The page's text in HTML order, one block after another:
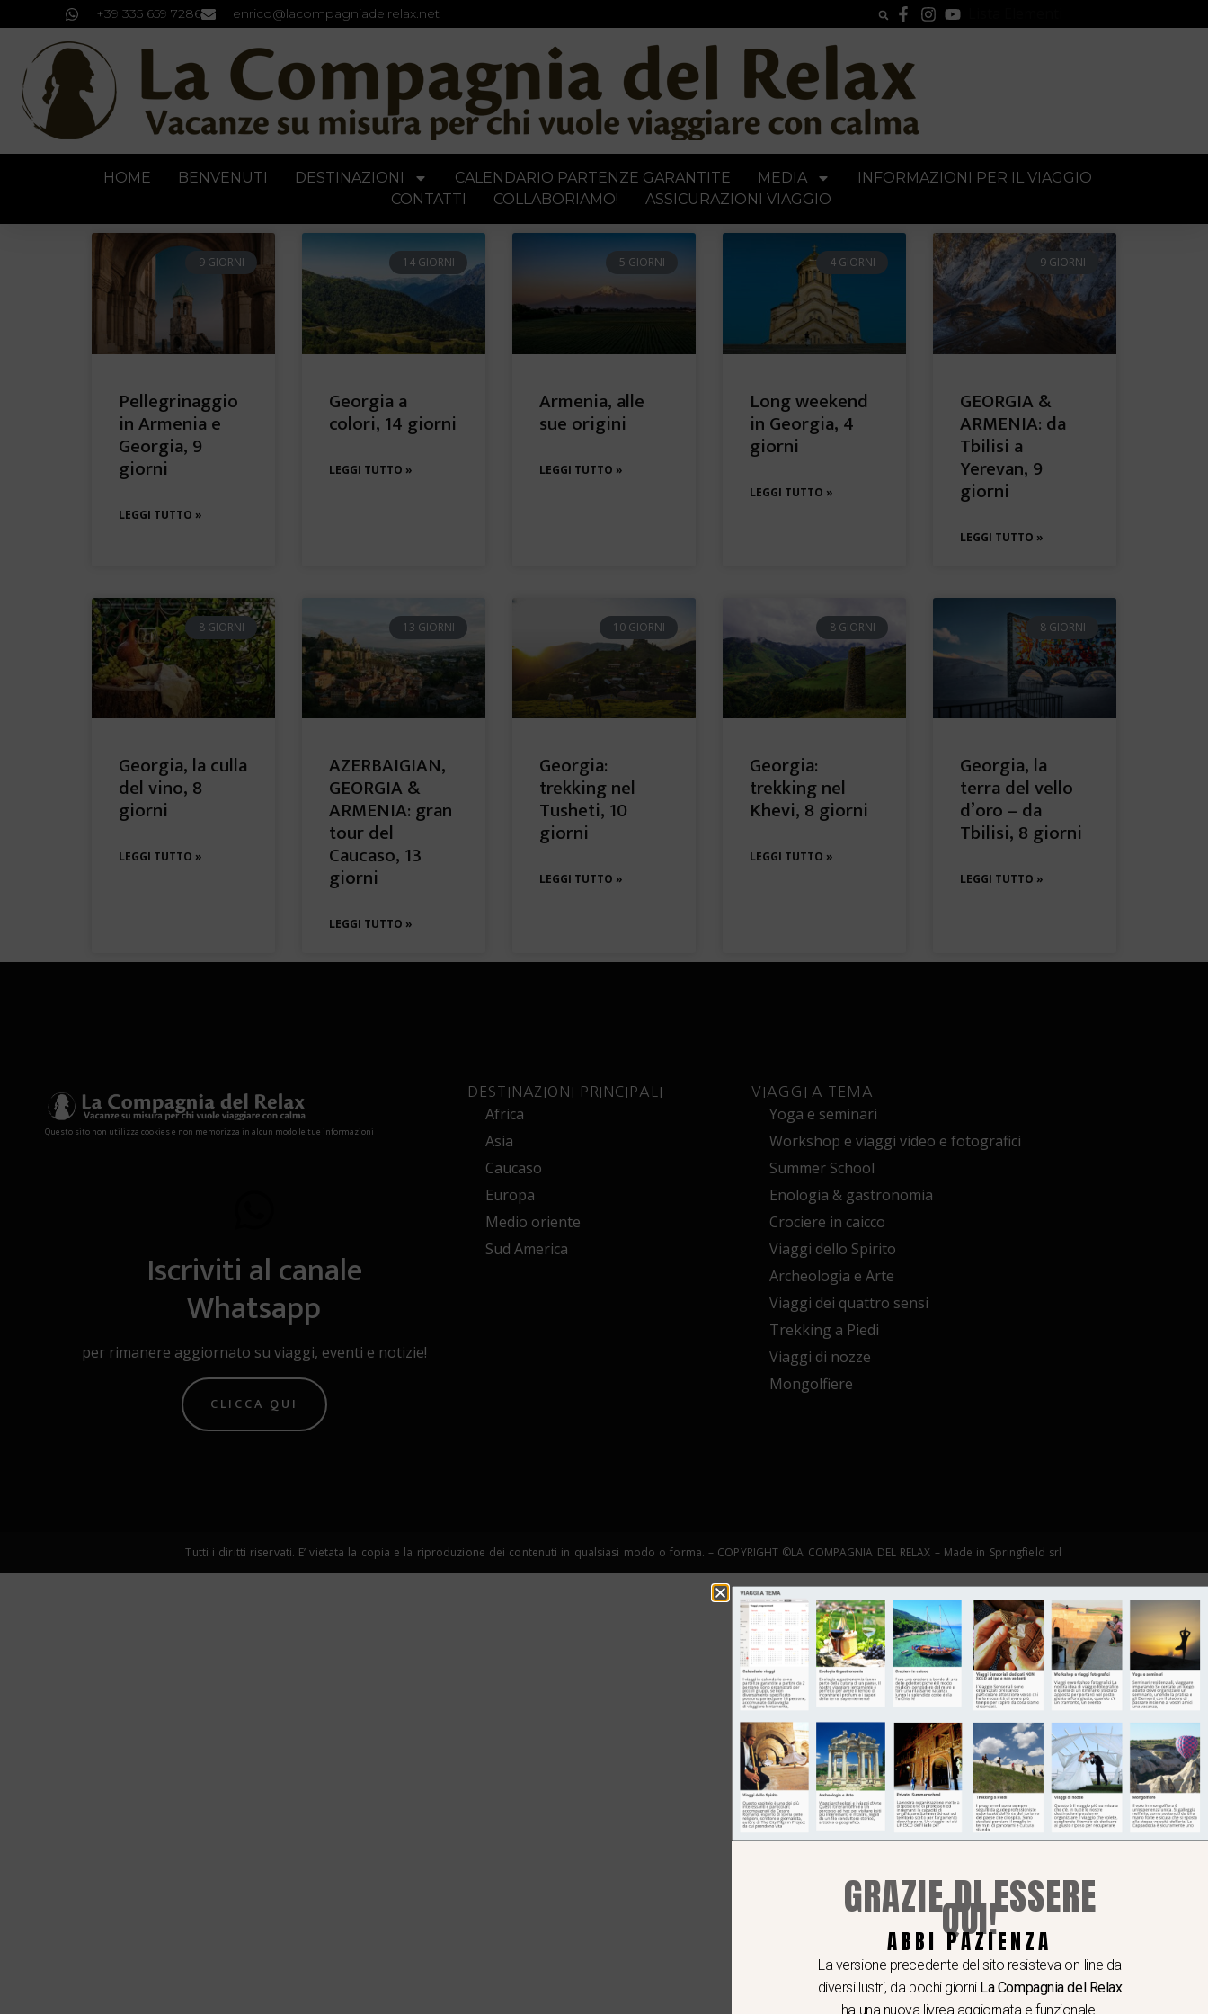
+39 335 659 7286 enrico@lacompagniadelrelax.net
HOME BENVENUTI DESTINAZIONI CALENDARIO PARTENZE GARANTITE MEDIA
INFORMAZIONI PER IL VIAGGIO
CONTATTI
COLLABORIAMO! ASSICURAZIONI VIAGGIO
9 GIORNI
Pellegrinaggio
in Armenia e
Georgia, 9
giorni
LEGGI TUTTO »
14 GIORNI
Georgia a
colori, 14 giorni
LEGGI TUTTO »
5 GIORNI
Armenia, alle
sue origini
LEGGI TUTTO »
4 GIORNI
Long weekend
in Georgia, 4
giorni
LEGGI TUTTO »
9 GIORNI
GEORGIA &
ARMENIA: da
Tbilisi a
Yerevan, 9
giorni
LEGGI TUTTO »
8 GIORNI
Georgia, la culla
del vino, 8
giorni
LEGGI TUTTO »
13 GIORNI
AZERBAIGIAN,
GEORGIA &
ARMENIA: gran
tour del
Caucaso, 13
giorni
LEGGI TUTTO »
10 GIORNI
Georgia:
trekking nel
Tusheti, 10
giorni
LEGGI TUTTO »
8 GIORNI
Georgia:
trekking nel
Khevi, 8 giorni
LEGGI TUTTO »
8 GIORNI
Georgia, la
terra del vello
d’oro – da
Tbilisi, 8 giorni
LEGGI TUTTO »
Questo sito non utilizza cookies e non memorizza in alcun modo le tue informazioni
Iscriviti al canale
Whatsapp
per rimanere aggiornato su viaggi, eventi e notizie!
CLICCA QUI
DESTINAZIONI PRINCIPALI
Africa
Asia
Caucaso
Europa
Medio oriente
Sud America
VIAGGI A TEMA
Yoga e seminari
Workshop e viaggi video e fotografici
Summer School
Enologia & gastronomia
Crociere in caicco
Viaggi dello Spirito
Archeologia e Arte
Viaggi dei quattro sensi
Trekking a Piedi
Viaggi di nozze
Mongolfiere
Tutti i diritti riservati. E’ vietata la copia e la riproduzione dei contenuti in qualsiasi modo o forma. – COPYRIGHT ©LA COMPAGNIA DEL RELAX – Made in Springfield srl
GRAZIE DI ESSERE
QUI!
ABBI PAZIENZA
La versione precedente del sito resisteva on-line da
diversi lustri, da pochi giorni La Compagnia del Relax
ha una nuova livrea aggiornata e funzionale.